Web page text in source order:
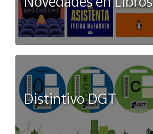
Distintivo DGT